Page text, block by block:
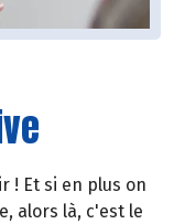
! Et si en plus on
alors là, c'est le